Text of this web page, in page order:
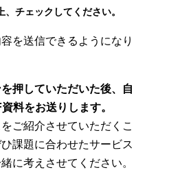
チェックしてください。
を送信できるようになり
押していただいた後、自
料をお送りします。
ご紹介させていただくこ
課題に合わせたサービス
に考えさせてください。